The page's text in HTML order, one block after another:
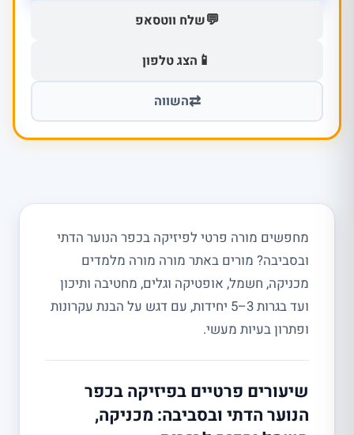
💬שלח ווטסאפ
📱 הצג טלפון
⇄השווה
מחפשים מורה פרטי לפיזיקה בכפר הנוער הדתי
ובסביבה? מורים באתר מורה מורה מלמדים
מכניקה, חשמל, אופטיקה וגלים, מחטיבה ותיכון
ועד בגרות 3–5 יחידות, עם דגש על הבנת עקרונות
ופתרון בעיות מעשי.
שיעורים פרטיים בפיזיקה בכפר
הנוער הדתי ובסביבה: מכניקה,